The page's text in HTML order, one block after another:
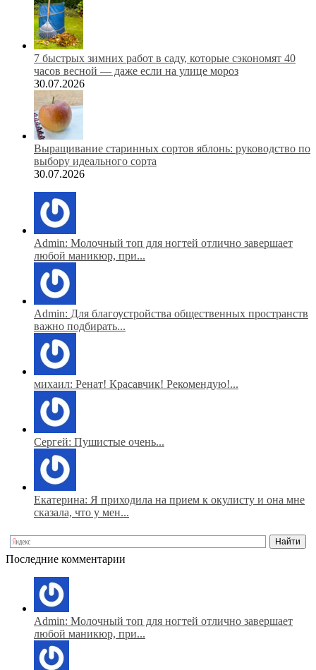
7 быстрых зимних работ в саду, которые сэкономят 40
часов весной — даже если на улице мороз
30.07.2026
Выращивание старинных сортов яблонь: руководство по
выбору идеального сорта
30.07.2026
Admin: Молочный топ для ногтей отлично завершает
любой маникюр, при...
Admin: Для благоустройства общественных пространств
важно подбирать...
михаил: Ренат! Красавчик! Рекомендую!...
Сергей: Пушистые очень...
Екатерина: Я приходила на прием к окулисту и она мне
сказала, что у мен...
Последние комментарии
Admin: Молочный топ для ногтей отлично завершает
любой маникюр, при...